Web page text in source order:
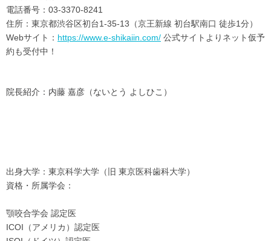
電話番号：03-3370-8241
住所：東京都渋谷区初台1-35-13（京王新線 初台駅南口 徒歩1分）
Webサイト： https://www.e-shikaiin.com/ 公式サイトよりネット仮予
約も受付中！
院長紹介：内藤 嘉彦（ないとう よしひこ）
出身大学：東京科学大学（旧 東京医科歯科大学）
資格・所属学会：
顎咬合学会 認定医
ICOI（アメリカ）認定医